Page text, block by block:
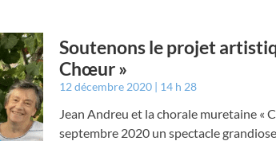
Soutenons le projet
Chœur »
12 décembre 2020 14 h 28
Jean Andreu et la chorale muretaine
septembre 2020 un spectacle